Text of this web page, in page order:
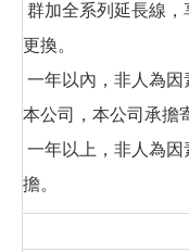
群加全系列延長線
更換。
一年以內，非人為因
本公司，本公司承擔
一年以上，非人為
擔。